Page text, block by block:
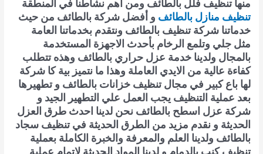
منها تنظيف فلل بالطائف ومن اهم نشاطنا في المنطقة
تنظيف منازل بالطائف و أفضل شركة بالطائف من حيث
خدماتنا شركة تنظيف بالطائف ونتقدم بخدماتنا العامة
مثل جلي وتلمع الرخام بأحدث الاجهزة المستخدمة
بالمجال ولدينا خدمة عزل حراري بالطائف وهذه تتطلب
كفاءة عالية من الايدي العاملة وهذا ما نتميز بية كا شركة
لها باع كبير في مجال تنظيف خزانات بالطائف و تطهيرها
بعد عملية التنظيف يجب العمل علي التطهير الجيد و
شركة عزل اسطح بالطائف نحن لدينا احدث طرق العزل
الحديثة و نقدم مزيد من الطرق الحديثة في تنظيف سجاد
بالطائف ولدينا العلم والمعرفة والخبرة الكاملة بعملية
تنظيف كنب بالدمام و لدينا المواد الحديثة لاتمام عملية